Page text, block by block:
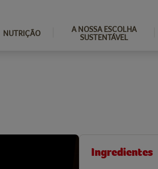
NUTRIÇÃO
A NOSSA ESCOLHA
SUSTENTÁVEL
Ingredientes